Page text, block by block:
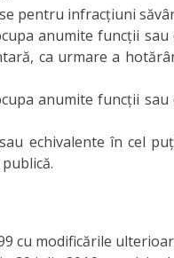
pentru infracțiuni
anumite funcții
ca urmare a
anumite funcții
echivalente în cel
cu modificările